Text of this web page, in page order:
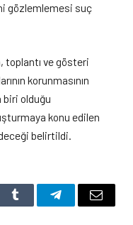
gözlemlemesi suç
toplantı ve gösteri
korunmasının
olduğu
konu edilen
belirtildi.
Tumblr TelegramEmail